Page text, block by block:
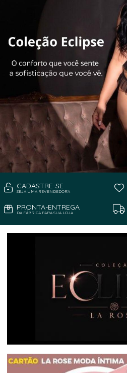
CADASTRE-SE
SEJA UMA REVENDEDORA
PRONTA-ENTREGA
DA FÁBRICA PARA SUA LOJA